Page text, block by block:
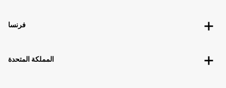
فرنسا
المملكة المتحدة